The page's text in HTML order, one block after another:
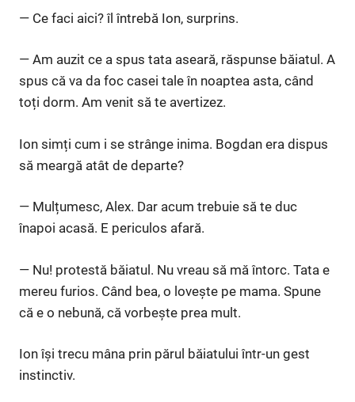
— Ce faci aici? îl întrebă Ion, surprins.
— Am auzit ce a spus tata aseară, răspunse băiatul. A
spus că va da foc casei tale în noaptea asta, când
toți dorm. Am venit să te avertizez.
Ion simți cum i se strânge inima. Bogdan era dispus
să meargă atât de departe?
— Mulțumesc, Alex. Dar acum trebuie să te duc
înapoi acasă. E periculos afară.
— Nu! protestă băiatul. Nu vreau să mă întorc. Tata e
mereu furios. Când bea, o lovește pe mama. Spune
că e o nebună, că vorbește prea mult.
Ion își trecu mâna prin părul băiatului într-un gest
instinctiv.